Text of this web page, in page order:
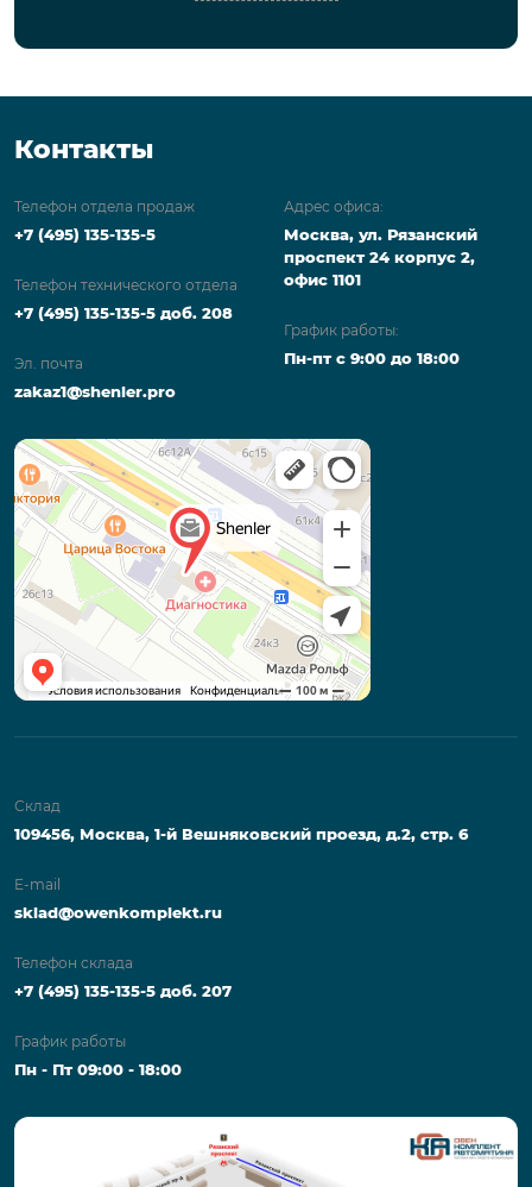
Контакты
Телефон отдела продаж
+7 (495) 135-135-5
Телефон технического отдела
+7 (495) 135-135-5 доб. 208
Эл. почта
zakaz1@shenler.pro
Адрес офиса:
Москва, ул. Рязанский
проспект 24 корпус 2,
офис 1101
График работы:
Пн-пт с 9:00 до 18:00
Склад
109456, Москва, 1-й Вешняковский проезд, д.2, стр. 6
E-mail
sklad@owenkomplekt.ru
Телефон склада
+7 (495) 135-135-5 доб. 207
График работы
Пн - Пт 09:00 - 18:00